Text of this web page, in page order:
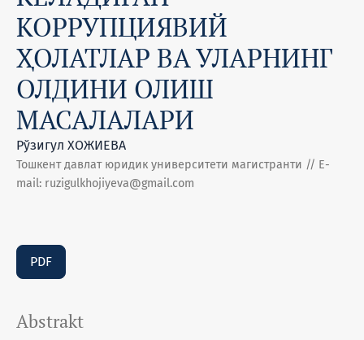
КОРРУПЦИЯВИЙ
ҲОЛАТЛАР ВА УЛАРНИНГ
ОЛДИНИ ОЛИШ
МАСАЛАЛАРИ
Рўзигул ХОЖИЕВА
Тошкент давлат юридик университети магистранти // E-
mail: ruzigulkhojiyeva@gmail.com
PDF
Abstrakt